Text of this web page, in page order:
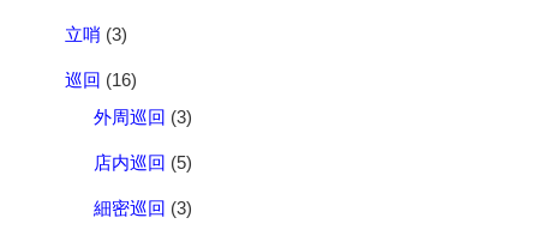
立哨 (3)
巡回 (16)
外周巡回 (3)
店内巡回 (5)
細密巡回 (3)